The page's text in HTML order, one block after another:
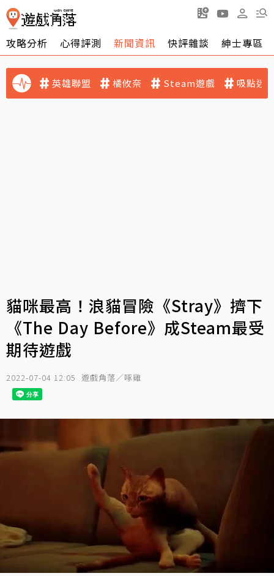
攻略分析 心得評測 新聞資訊 快評雜談 紳士專區
英雄聯盟 橘攸奈 Steam遊戲 吸點迷
貓咪最高！浪貓冒險《Stray》擠下
《The Day Before》成Steam最受
期待遊戲
2022-07-04 12:05 遊戲角落／啄雞